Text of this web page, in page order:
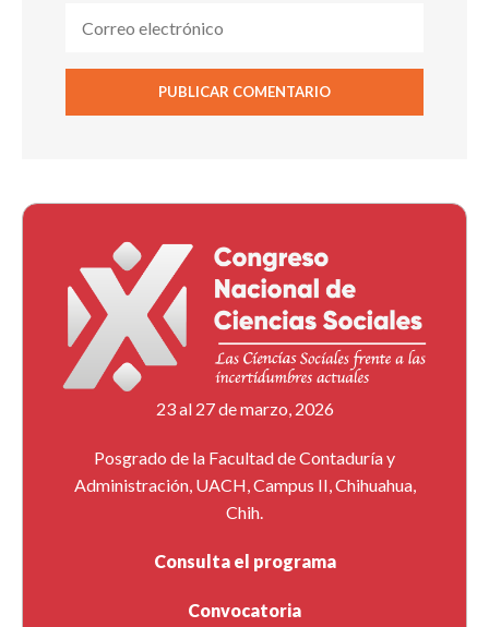
23 al 27 de marzo, 2026
Posgrado de la Facultad de Contaduría y
Administración, UACH, Campus II, Chihuahua,
Chih.
Consulta el programa
Convocatoria